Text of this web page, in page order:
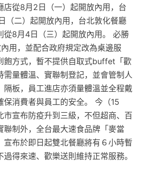
店從8月2日（一）起開放內用，台
（二）起開放內用，台北敦化餐廳
從8月4日（三）起開放內用。 必勝
用，並配合政府規定改為桌邊服
飽方式，暫不提供自取式buffet「歡
需量體溫、實聯制登記，並會管制人
隔板，員工進店亦須量體溫並全程戴
保消費者與員工的安全。 今（15
市宣布防疫升到三級，不但超商、百
聯制外，全台最大速食品牌「麥當
宣布於即日起雙北餐廳將有６小時暫
得來速、歡樂送則維持正常服務。